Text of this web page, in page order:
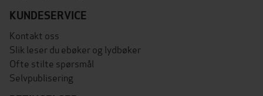
KUNDESERVICE
Kontakt oss
Slik leser du ebøker og lydbøker
Ofte stilte spørsmål
Selvpublisering